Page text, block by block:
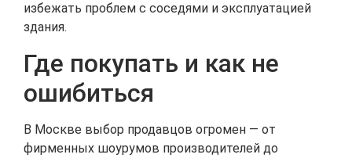
избежать проблем с соседями и эксплуатацией
здания.
Где покупать и как не
ошибиться
В Москве выбор продавцов огромен — от
фирменных шоурумов производителей до